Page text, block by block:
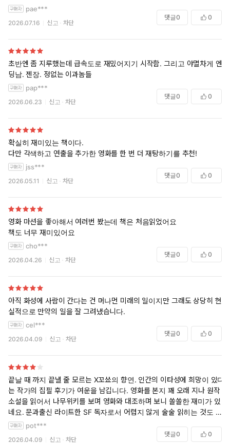
학적 즐거움이 있었습니다. 동시에 계산이 완벽해도 언제든 고장과 사고
가 발생하고, 그때마다 다시 해결책을 찾아야 하는 과정은 꽤 현실적인 엔
지니어의 삶과도 닮아 있었습니다. 공학을 모르는 독자에게는 흥미진진
한 생존소설이고, 엔지니어에게는 한 사람의 문제 해결 과정을 지켜보는
즐거움이 있는 소설입니다. 공학적 사고가 이렇게 재미있는 이야기가 될
수 있다는 사실이 가장 인상적인 작품이었습니다.
pae***
2026.07.16 신고 차단
댓글0 0
초반엔 좀 지루했는데 급속도로 재밌어지기 시작함. 그리고 야멸차게 엔
딩남. 젠장. 정없는 이과놈들
pap***
2026.06.23 신고 차단
댓글0 0
확실히 재미있는 책이다.
다만 각색하고 연출을 추가한 영화를 한 번 더 재탕하기를 추천!
jss***
2026.05.11 신고 차단
댓글0 0
영화 마션을 좋아해서 여러번 봤는데 책은 처음읽었어요
책도 너무 재미있어요
cho***
2026.04.26 신고 차단
댓글0 0
아직 화성에 사람이 간다는 건 머나먼 미래의 일이지만 그래도 상당히 현
실적으로 만약의 일을 잘 그려냈습니다.
cel***
2026.04.09 신고 차단
댓글0 0
끝날 때 까지 끝낼 줄 모르는 X꼬쑈의 향연. 인간의 이타성에 희망이 있다
는 작가의 집필 후기가 여운을 남깁니다. 영화를 본지 꽤 오래 지나 원작
소설을 읽어서 나무위키를 보며 영화와 대조하며 보니 쏠쏠한 재미가 있
네요. 문과출신 라이트한 SF 독자로서 어렵지 않게 술술 읽히는 것도 앤
디 위아 트릴로지의 장점입니다.
pot***
2026.04.09 신고 차단
댓글0 0